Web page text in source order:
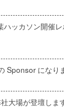
ハッカソン開催
Sponsor になり
大場が登壇しま